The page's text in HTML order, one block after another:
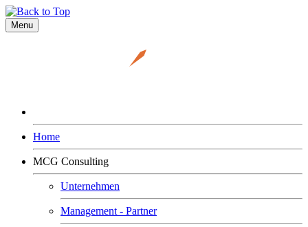
Menu
Home
MCG Consulting
Unternehmen
Management - Partner